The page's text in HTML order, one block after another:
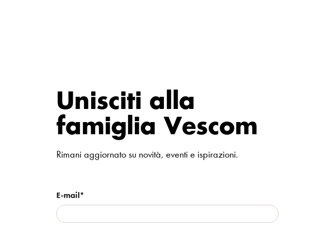
Unisciti alla
famiglia Vescom
Rimani aggiornato su novità, eventi e ispirazioni.
E-mail*